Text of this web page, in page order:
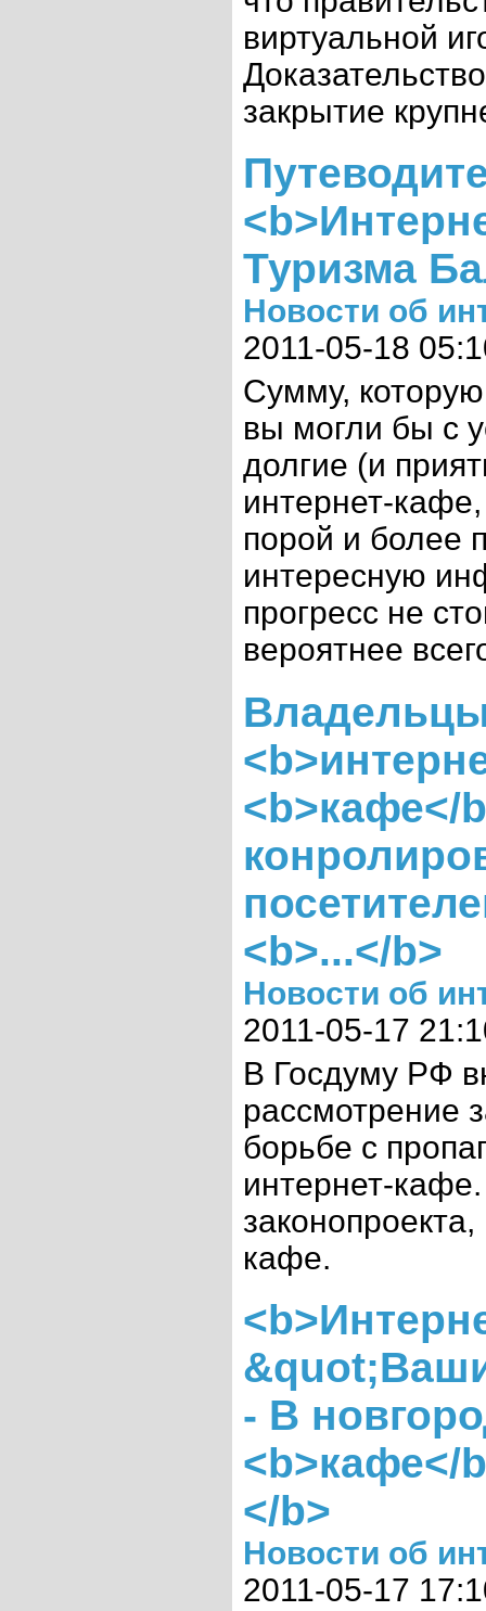
виртуальной
закрытие
Туризма
Новости об
2011-05-18
Сумму, которую
вы могли бы с
долгие (и
интернет-
порой и более
интересную
прогресс не
вероятнее
<b>кафе</
<b>...</b>
Новости об
2011-05-17
В Госдуму РФ
рассмотрение
борьбе с
интернет-
кафе.
- В
<b>кафе</
</b>
Новости об
2011-05-17